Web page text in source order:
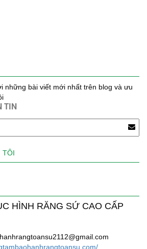
những bài viết mới nhất trên blog và ưu
TIN
TÔI
HÌNH RĂNG SỨ CAO CẤP